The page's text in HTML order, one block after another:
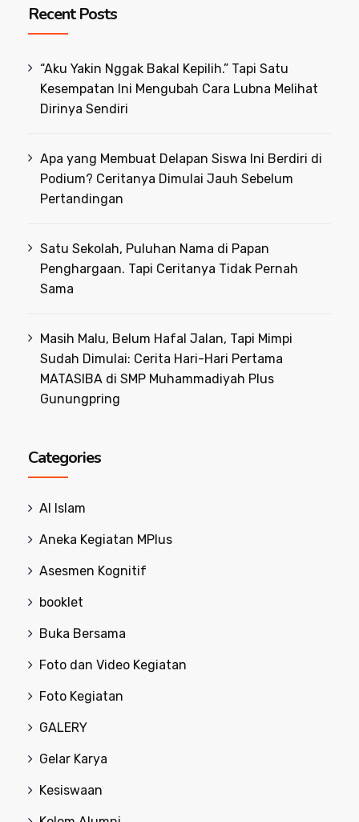
Recent Posts
“Aku Yakin Nggak Bakal Kepilih.” Tapi Satu
Kesempatan Ini Mengubah Cara Lubna Melihat
Dirinya Sendiri
Apa yang Membuat Delapan Siswa Ini Berdiri di
Podium? Ceritanya Dimulai Jauh Sebelum
Pertandingan
Satu Sekolah, Puluhan Nama di Papan
Penghargaan. Tapi Ceritanya Tidak Pernah
Sama
Masih Malu, Belum Hafal Jalan, Tapi Mimpi
Sudah Dimulai: Cerita Hari-Hari Pertama
MATASIBA di SMP Muhammadiyah Plus
Gunungpring
Categories
Al Islam
Aneka Kegiatan MPlus
Asesmen Kognitif
booklet
Buka Bersama
Foto dan Video Kegiatan
Foto Kegiatan
GALERY
Gelar Karya
Kesiswaan